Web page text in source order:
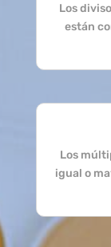
Los
están
Los
igual o